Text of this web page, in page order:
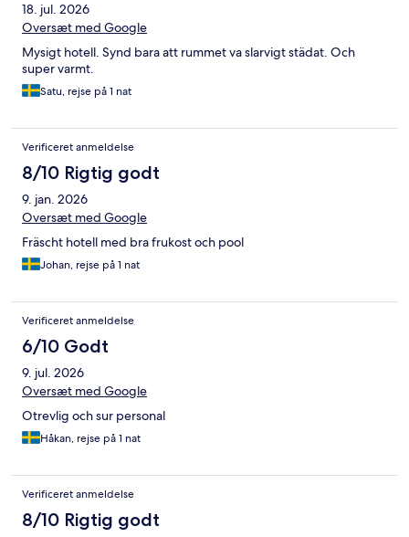
18. jul. 2026
Oversæt med Google
Mysigt hotell. Synd bara att rummet va slarvigt städat. Och
super varmt.
Satu, rejse på 1 nat
Verificeret anmeldelse
8/10 Rigtig godt
9. jan. 2026
Oversæt med Google
Fräscht hotell med bra frukost och pool
Johan, rejse på 1 nat
Verificeret anmeldelse
6/10 Godt
9. jul. 2026
Oversæt med Google
Otrevlig och sur personal
Håkan, rejse på 1 nat
Verificeret anmeldelse
8/10 Rigtig godt